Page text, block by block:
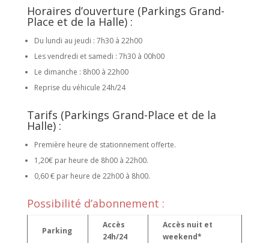
Horaires d’ouverture (Parkings Grand-
Place et de la Halle) :
Du lundi au jeudi : 7h30 à 22h00
Les vendredi et samedi : 7h30 à 00h00
Le dimanche : 8h00 à 22h00
Reprise du véhicule 24h/24
Tarifs (Parkings Grand-Place et de la
Halle) :
Première heure de stationnement offerte.
1,20€ par heure de 8h00 à 22h00.
0,60 € par heure de 22h00 à 8h00.
Possibilité d’abonnement :
Parking
Accès
24h/24
Accès nuit et
weekend*